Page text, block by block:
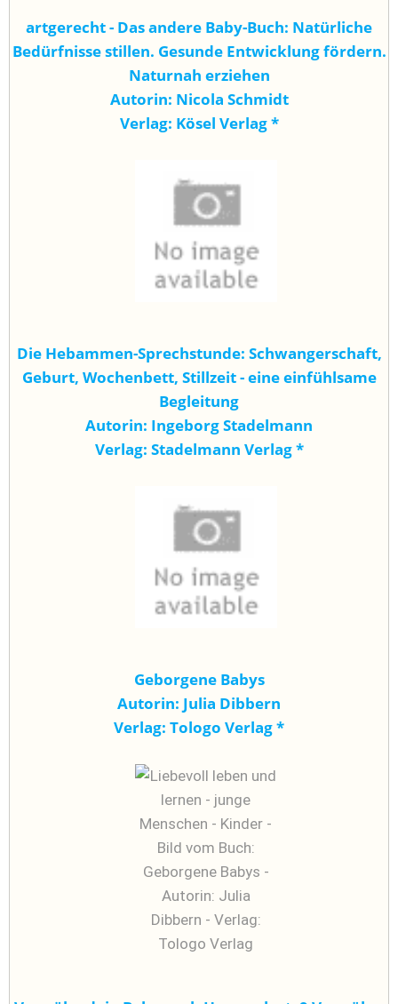
artgerecht - Das andere Baby-Buch: Natürliche
Bedürfnisse stillen. Gesunde Entwicklung fördern.
Naturnah erziehen
Autorin: Nicola Schmidt
Verlag: Kösel Verlag*
Die Hebammen-Sprechstunde: Schwangerschaft,
Geburt, Wochenbett, Stillzeit - eine einfühlsame
Begleitung
Autorin: Ingeborg Stadelmann
Verlag: Stadelmann Verlag*
Geborgene Babys
Autorin: Julia Dibbern
Verlag: Tologo Verlag*